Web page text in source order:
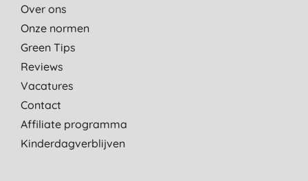
Over ons
Onze normen
Green Tips
Reviews
Vacatures
Contact
Affiliate programma
Kinderdagverblijven